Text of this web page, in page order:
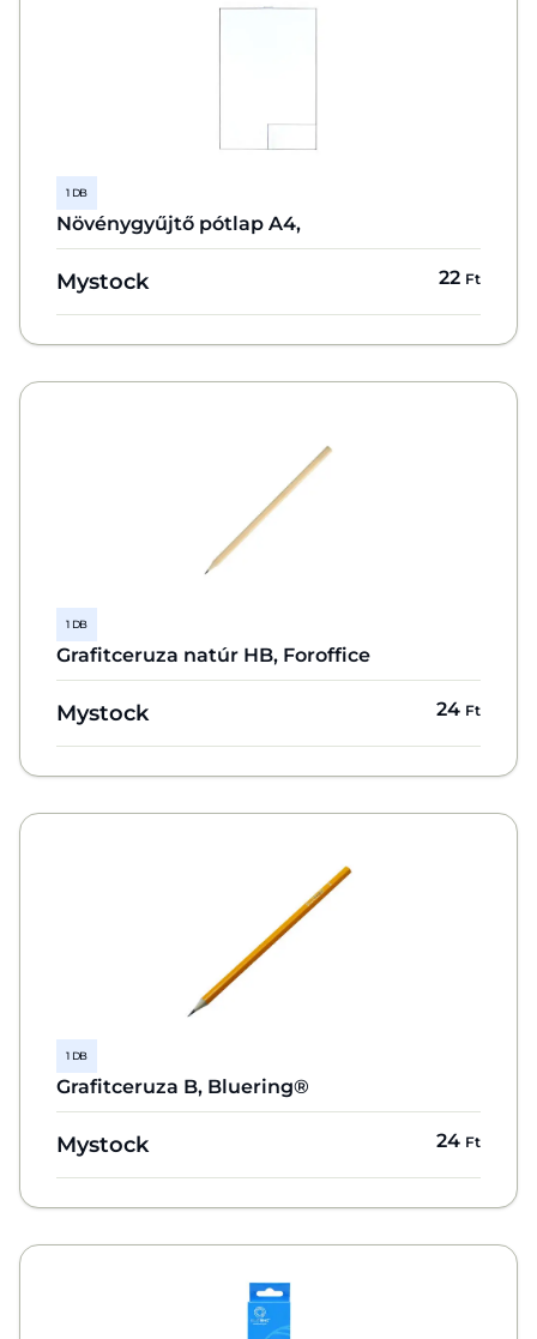
1 DB
Növénygyűjtő pótlap A4,
Mystock 22 Ft
1 DB
Grafitceruza natúr HB, Foroffice
Mystock 24 Ft
1 DB
Grafitceruza B, Bluering®
Mystock 24 Ft